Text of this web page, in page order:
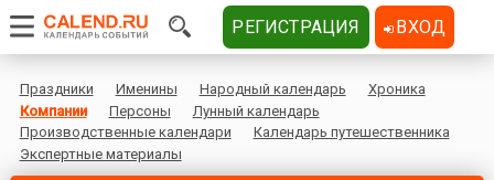
Праздники Именины Народный календарь
Хроника
Компании
Персоны
Лунный календарь
Производственные календари
Календарь путешественника
Экспертные материалы
РЕГИСТРАЦИЯ ВХОД